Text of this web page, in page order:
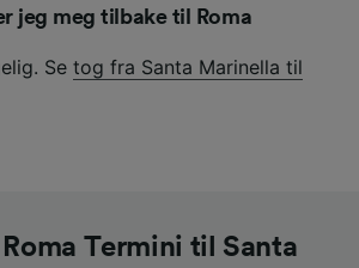
jeg meg tilbake til Roma
Se tog fra Santa Marinella til
Termini til Santa